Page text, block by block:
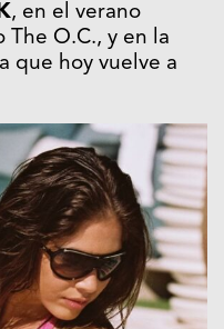
, en el verano
The O.C., y en la
que hoy vuelve a